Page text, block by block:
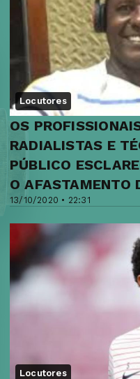
Locutores
13/10/2020 • 22:31
OS
RADIALISTAS E
PÚBLICO
O AFASTAMENTO
Locutores